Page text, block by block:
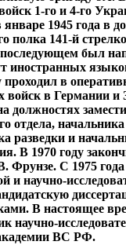
1-го и 4-го
1945 года в
полка 141-й
был
иностранных
проходил в
войск в Германии и
должностях
отдела,
разведки и
В 1970 году
Фрунзе. С 1975 года
и научно-
В настоящее
научно-
ВС РФ.